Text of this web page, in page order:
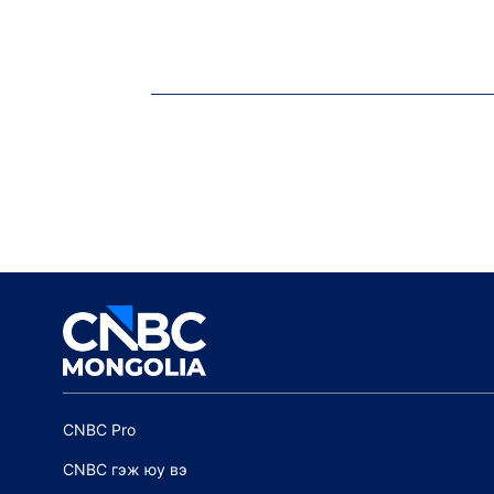
CNBC Pro
CNBC гэж юу вэ